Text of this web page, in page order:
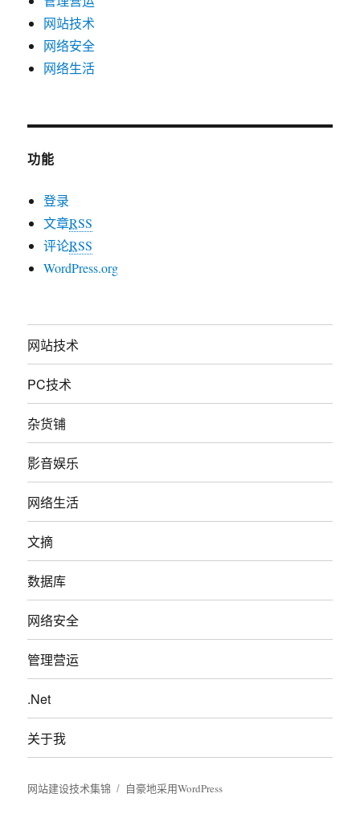
网站技术
网络安全
网络生活
功能
登录
文章RSS
评论RSS
WordPress.org
网站技术
PC技术
杂货铺
影音娱乐
网络生活
文摘
数据库
网络安全
管理营运
.Net
关于我
网站建设技术集锦 自豪地采用WordPress